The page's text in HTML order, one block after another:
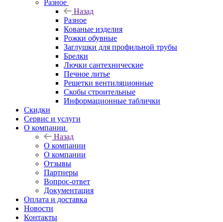
Разное
Назад
Разное
Кованые изделия
Рожки обувные
Заглушки для профильной трубы
Брелки
Лючки сантехнические
Печное литье
Решетки вентиляционные
Скобы строительные
Информационные таблички
Скидки
Сервис и услуги
О компании
Назад
О компании
О компании
Отзывы
Партнеры
Вопрос-ответ
Документация
Оплата и доставка
Новости
Контакты